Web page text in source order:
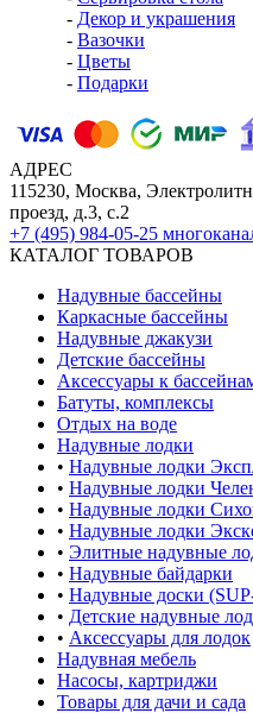
- Декор и украшения
- Вазочки
- Цветы
- Подарки
АДРЕС
115230, Москва,
проезд, д.3, с.2
+7 (495) 984-05-25
КАТАЛОГ ТОВАРОВ
Надувные бассейны
Каркасные бассейны
Надувные джакузи
Детские бассейны
Аксессуары к
Батуты, комплексы
Отдых на воде
Надувные лодки
• Надувные лодки
• Надувные лодки
• Надувные лодки
• Надувные лодки
• Элитные надувные
• Надувные байдарки
• Надувные доски
• Детские надувные
• Аксессуары для лодок
Надувная мебель
Насосы, картриджи
Товары для дачи и сада